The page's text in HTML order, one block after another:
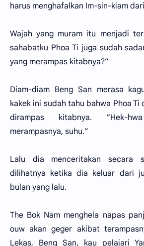
harus menghafalkan Im-sin-kiam
Wajah yang muram itu menjadi
sahabatku Phoa Ti juga sudah
yang merampas kitabnya?”
Diam-diam Beng San merasa
kakek ini sudah tahu bahwa Phoa Ti
dirampas kitabnya. “Hek-
merampasnya, suhu.”
Lalu dia menceritakan secara
dilihatnya ketika dia keluar dari
bulan yang lalu.
The Bok Nam menghela napas
ouw akan geger akibat
Lekas, Beng San, kau pelajari